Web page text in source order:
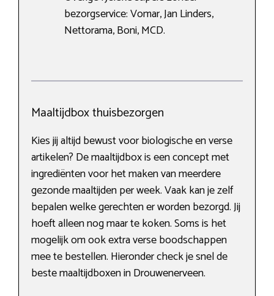
bezorgservice: Vomar, Jan Linders,
Nettorama, Boni, MCD.
Maaltijdbox thuisbezorgen
Kies jij altijd bewust voor biologische en verse
artikelen? De maaltijdbox is een concept met
ingrediënten voor het maken van meerdere
gezonde maaltijden per week. Vaak kan je zelf
bepalen welke gerechten er worden bezorgd. Jij
hoeft alleen nog maar te koken. Soms is het
mogelijk om ook extra verse boodschappen
mee te bestellen. Hieronder check je snel de
beste maaltijdboxen in Drouwenerveen.